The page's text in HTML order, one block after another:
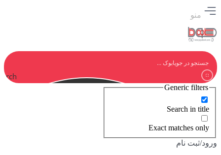
منو
Generic filters
Search in title
Exact matches only
ورود/ثبت نام